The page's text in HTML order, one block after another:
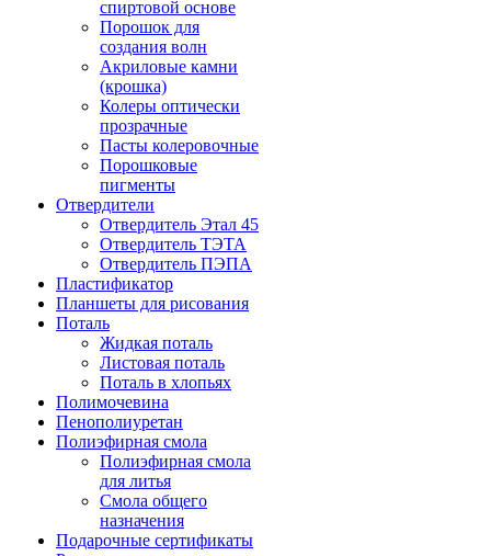
спиртовой основе
Порошок для
создания волн
Акриловые камни
(крошка)
Колеры оптически
прозрачные
Пасты колеровочные
Порошковые
пигменты
Отвердители
Отвердитель Этал 45
Отвердитель ТЭТА
Отвердитель ПЭПА
Пластификатор
Планшеты для рисования
Поталь
Жидкая поталь
Листовая поталь
Поталь в хлопьях
Полимочевина
Пенополиуретан
Полиэфирная смола
Полиэфирная смола
для литья
Смола общего
назначения
Подарочные сертификаты